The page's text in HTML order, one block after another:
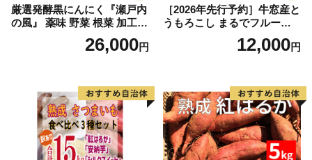
受付時間 平日 8時30分～17時15分
厳選発酵黒にんにく『瀬戸内
の風』 薬味 野菜 根菜 加工食
26,000円
［2026年先行予約］牛窓産と
うもろこし まるでフルー
ツ！最高糖度25度超え 生で
甘い、茹でて美味い！ 黄色
野菜
12,000円